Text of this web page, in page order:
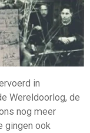
in
Wereldoorlog, de
nog meer
gingen ook